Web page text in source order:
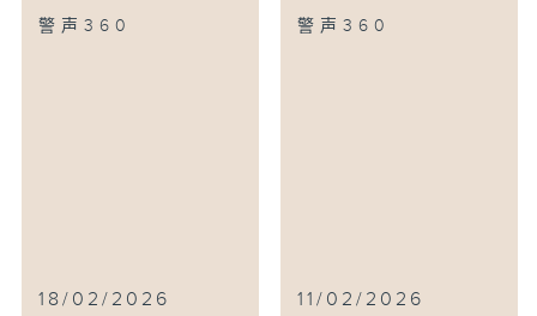
警声360
18/02/2026
警声360
11/02/2026